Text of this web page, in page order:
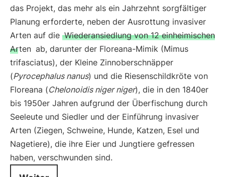
das Projekt, das mehr als ein Jahrzehnt sorgfältiger
Planung erforderte, neben der Ausrottung invasiver
Arten auf die Wiederansiedlung von 12 einheimischen
Arten ab, darunter der Floreana-Mimik (Mimus
trifasciatus), der Kleine Zinnoberschnäpper
(Pyrocephalus nanus) und die Riesenschildkröte von
Floreana (Chelonoidis niger niger), die in den 1840er
bis 1950er Jahren aufgrund der Überfischung durch
Seeleute und Siedler und der Einführung invasiver
Arten (Ziegen, Schweine, Hunde, Katzen, Esel und
Nagetiere), die ihre Eier und Jungtiere gefressen
haben, verschwunden sind.